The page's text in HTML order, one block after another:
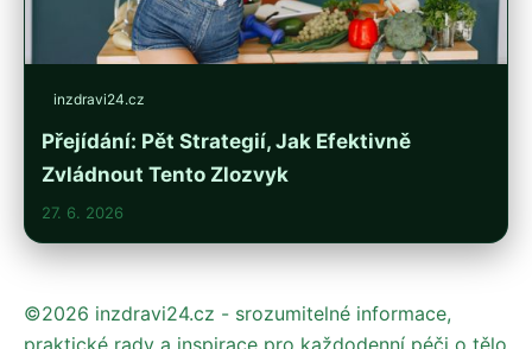
inzdravi24.cz
Přejídání: Pět Strategií, Jak Efektivně
Zvládnout Tento Zlozvyk
27. 6. 2026
©2026 inzdravi24.cz - srozumitelné informace,
praktické rady a inspirace pro každodenní péči o tělo